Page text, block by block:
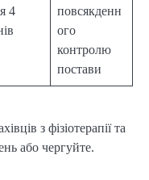
4
повсякденн
ого
контролю
постави
з фізіотерапії та
або чергуйте.